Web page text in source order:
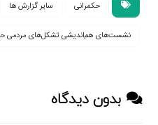
حکمرانی سایر گزارش ها
نشست‌های هم‌اندیشی تشکل‌های مردمی
بدون دیدگاه